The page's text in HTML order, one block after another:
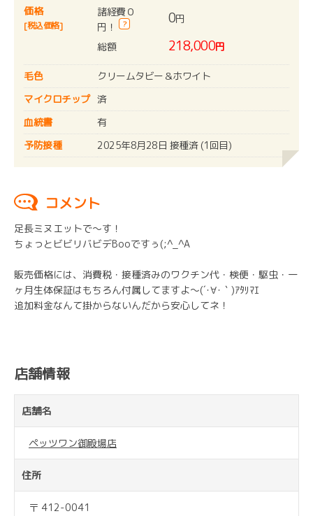
価格
[税込価格]
諸経費０
円！
? 0円
総額 218,000円
毛色
クリームタビー＆ホワイト
マイクロチップ 済
血統書
有
予防接種
2025年8月28日 接種済 (1回目)
コメント
足長ミヌエットで～す！
ちょっとビビリバビデBooですぅ(;^_^A
販売価格には、消費税・接種済みのワクチン代・検便・駆虫・一
ヶ月生体保証はもちろん付属してますよ～(´･∀･｀)ｱﾀﾘﾏｴ
追加料金なんて掛からないんだから安心してネ！
店舗情報
店舗名
ペッツワン御殿場店
住所
〒 412-0041